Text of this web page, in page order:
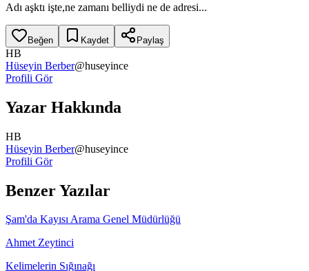
Adı aşktı işte,ne zamanı belliydi ne de adresi...
Beğen Kaydet Paylaş
HB
Hüseyin Berber@huseyince
Profili Gör
Yazar Hakkında
HB
Hüseyin Berber@huseyince
Profili Gör
Benzer Yazılar
Şam'da Kayısı Arama Genel Müdürlüğü
Ahmet Zeytinci
Kelimelerin Sığınağı